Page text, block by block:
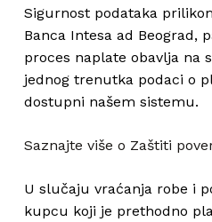
Sigurnost podataka
Banca Intesa ad Beograd,
proces naplate obavlja na
jednog trenutka podaci o
dostupni našem sistemu.
Saznajte više o Zaštiti
U slučaju vraćanja robe i
kupcu koji je prethodno